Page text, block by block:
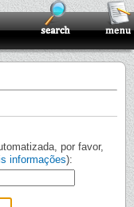
por favor,
informações):